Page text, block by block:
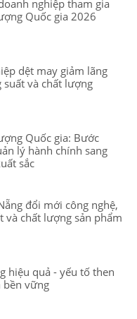
nghiệp tham gia
Quốc gia 2026
dệt may giảm lãng
suất và chất lượng
Quốc gia: Bước
lý hành chính sang
sắc
đổi mới công nghệ,
và chất lượng sản phẩm
hiệu quả - yếu tố then
bền vững